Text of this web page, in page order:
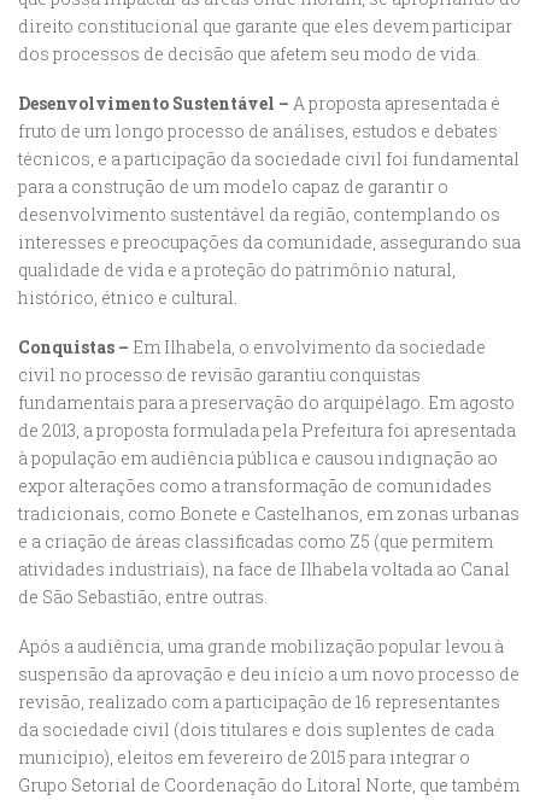
direito constitucional que garante que eles devem participar
dos processos de decisão que afetem seu modo de vida.
Desenvolvimento Sustentável – A proposta apresentada é
fruto de um longo processo de análises, estudos e debates
técnicos, e a participação da sociedade civil foi fundamental
para a construção de um modelo capaz de garantir o
desenvolvimento sustentável da região, contemplando os
interesses e preocupações da comunidade, assegurando sua
qualidade de vida e a proteção do patrimônio natural,
histórico, étnico e cultural.
Conquistas – Em Ilhabela, o envolvimento da sociedade
civil no processo de revisão garantiu conquistas
fundamentais para a preservação do arquipélago. Em agosto
de 2013, a proposta formulada pela Prefeitura foi apresentada
à população em audiência pública e causou indignação ao
expor alterações como a transformação de comunidades
tradicionais, como Bonete e Castelhanos, em zonas urbanas
e a criação de áreas classificadas como Z5 (que permitem
atividades industriais), na face de Ilhabela voltada ao Canal
de São Sebastião, entre outras.
Após a audiência, uma grande mobilização popular levou à
suspensão da aprovação e deu início a um novo processo de
revisão, realizado com a participação de 16 representantes
da sociedade civil (dois titulares e dois suplentes de cada
município), eleitos em fevereiro de 2015 para integrar o
Grupo Setorial de Coordenação do Litoral Norte, que também